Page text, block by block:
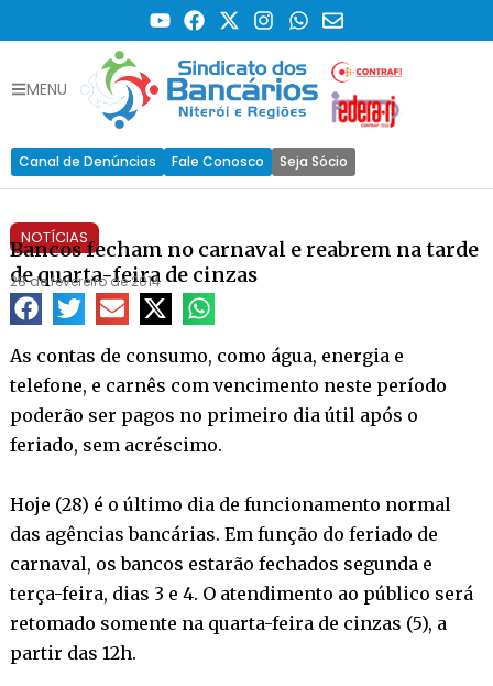
MENU
Canal de Denúncias Fale Conosco Seja Sócio
NOTÍCIAS
Bancos fecham no carnaval e reabrem na tarde
de quarta-feira de cinzas
28 de fevereiro de 2014
As contas de consumo, como água, energia e
telefone, e carnês com vencimento neste período
poderão ser pagos no primeiro dia útil após o
feriado, sem acréscimo.
Hoje (28) é o último dia de funcionamento normal
das agências bancárias. Em função do feriado de
carnaval, os bancos estarão fechados segunda e
terça-feira, dias 3 e 4. O atendimento ao público será
retomado somente na quarta-feira de cinzas (5), a
partir das 12h.